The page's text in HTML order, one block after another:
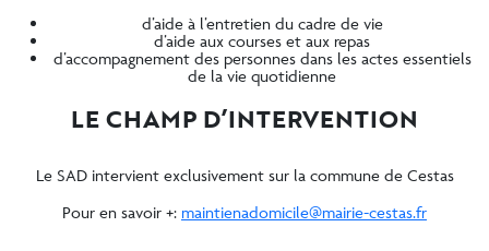
d’aide à l’entretien du cadre de vie
d’aide aux courses et aux repas
d’accompagnement des personnes dans les actes essentiels
de la vie quotidienne
LE CHAMP D’INTERVENTION
Le SAD intervient exclusivement sur la commune de Cestas
Pour en savoir +: maintienadomicile@mairie-cestas.fr